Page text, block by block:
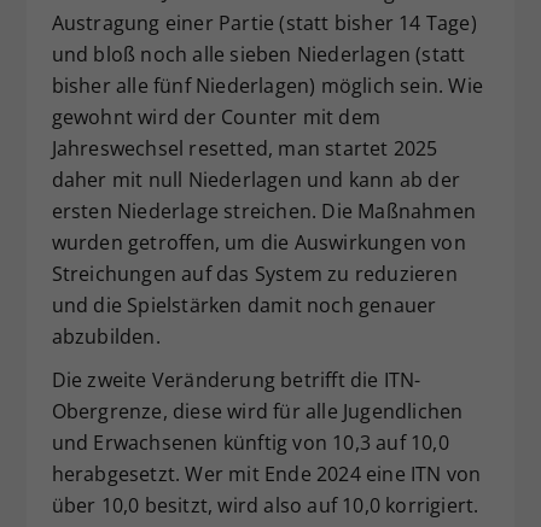
Austragung einer Partie (statt bisher 14 Tage)
und bloß noch alle sieben Niederlagen (statt
bisher alle fünf Niederlagen) möglich sein. Wie
gewohnt wird der Counter mit dem
Jahreswechsel resetted, man startet 2025
daher mit null Niederlagen und kann ab der
ersten Niederlage streichen. Die Maßnahmen
wurden getroffen, um die Auswirkungen von
Streichungen auf das System zu reduzieren
und die Spielstärken damit noch genauer
abzubilden.
Die zweite Veränderung betrifft die ITN-
Obergrenze, diese wird für alle Jugendlichen
und Erwachsenen künftig von 10,3 auf 10,0
herabgesetzt. Wer mit Ende 2024 eine ITN von
über 10,0 besitzt, wird also auf 10,0 korrigiert.